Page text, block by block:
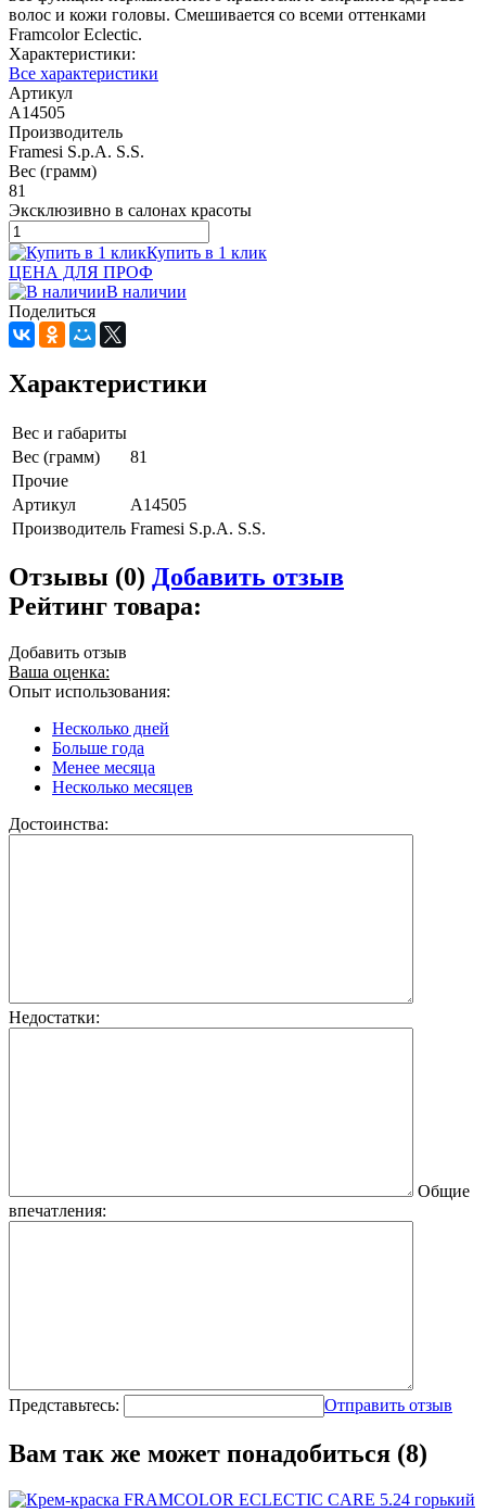
волос и кожи головы. Смешивается со всеми оттенками
Framcolor Eclectic.
Характеристики:
Все характеристики
Артикул
A14505
Производитель
Framesi S.p.A. S.S.
Вес (грамм)
81
Эксклюзивно в салонах красоты
Купить в 1 клик
ЦЕНА ДЛЯ ПРОФ
В наличии
Поделиться
Характеристики
Вес и габариты
Вес (грамм)
81
Прочие
Артикул
A14505
Производитель Framesi S.p.A. S.S.
Отзывы (0) Добавить отзыв
Рейтинг товара:
Добавить отзыв
Ваша оценка:
Опыт использования:
Несколько дней
Больше года
Менее месяца
Несколько месяцев
Достоинства:
Недостатки:
Общие
впечатления:
Представьтесь: Отправить отзыв
Вам так же может понадобиться (8)